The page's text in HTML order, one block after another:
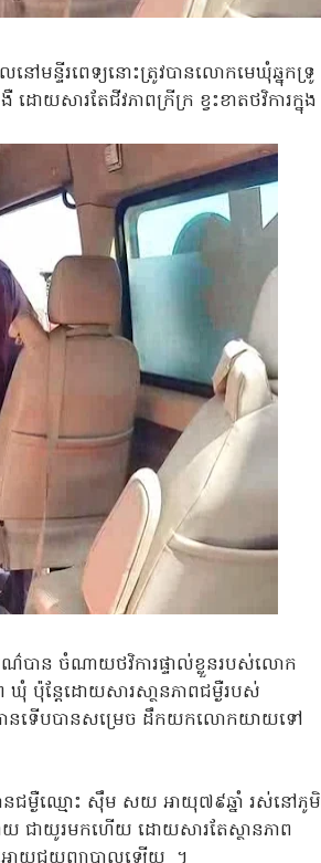
ៅមន្ទីរពេទ្យនោះត្រូវបានលោកមេឃុំឆ្នុកទ្រូ
ារតែជីវភាពក្រីក្រ ខ្វះខាតថវិការក្នុង
បាន ចំណាយថវិការផ្ទាល់ខ្លួនរបស់លោក
ន្តែដោយសារសា្ថនភាពជម្ងឺរបស់
នទើបបានសម្រេច ដឹកយកលោកយាយទៅ
ជម្ងឺឈ្មោះ ស៊ឹម សយ អាយុ៧៩ឆ្នាំ រស់នៅភូមិ
ាយ ជាយូរមកហើយ ដោយសារតែស្ថានភាព